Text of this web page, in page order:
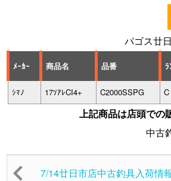
パゴス廿
ﾒｰｶｰ 商品名 品番
ｼﾏﾉ 17ｿｱﾚCI4+ C2000SSPG C
上記商品は店頭での
中古
7/14廿日市店中古釣具入荷情